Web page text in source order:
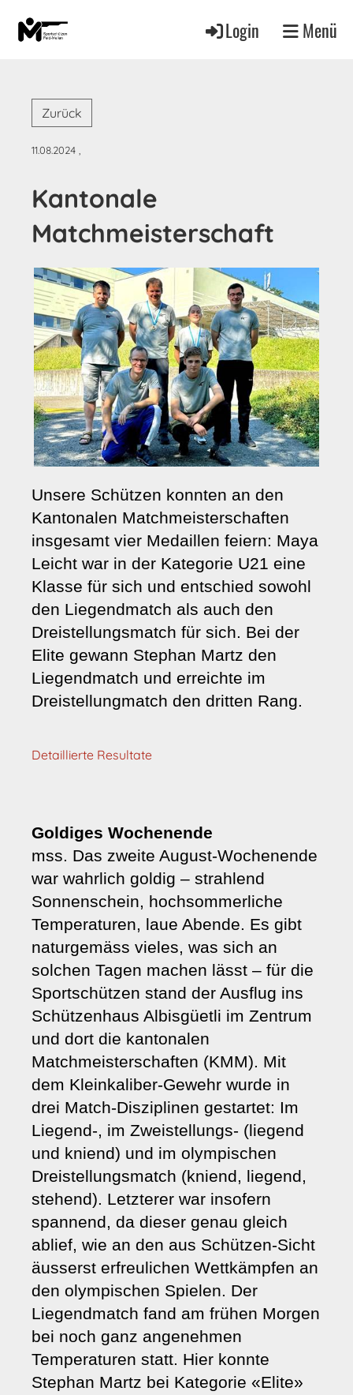
Login Menü
Zurück
11.08.2024
Kantonale
Matchmeisterschaft
Unsere Schützen konnten an den
Kantonalen Matchmeister­schaften
insgesamt vier Medaillen feiern: Maya
Leicht war in der Kategorie U21 eine
Klasse für sich und entschied sowohl
den Liegendmatch als auch den
Dreistellungsmatch für sich. Bei der
Elite gewann Stephan Martz den
Liegendmatch und erreichte im
Dreistellungmatch den dritten Rang.
Detaillierte Resultate
Goldiges Wochenende
mss. Das zweite August-Wochenende
war wahrlich goldig – strahlend
Sonnenschein, hochsommerliche
Temperaturen, laue Abende. Es gibt
naturgemäss vieles, was sich an
solchen Tagen machen lässt – für die
Sportschützen stand der Ausflug ins
Schützenhaus Albisgüetli im Zentrum
und dort die kantonalen
Matchmeisterschaften (KMM). Mit
dem Kleinkaliber-Gewehr wurde in
drei Match-Disziplinen gestartet: Im
Liegend-, im Zweistellungs- (liegend
und kniend) und im olympischen
Dreistellungsmatch (kniend, liegend,
stehend). Letzterer war insofern
spannend, da dieser genau gleich
ablief, wie an den aus Schützen-Sicht
äusserst erfreulichen Wettkämpfen an
den olympischen Spielen. Der
Liegendmatch fand am frühen Morgen
bei noch ganz angenehmen
Temperaturen statt. Hier konnte
Stephan Martz bei Kategorie «Elite»